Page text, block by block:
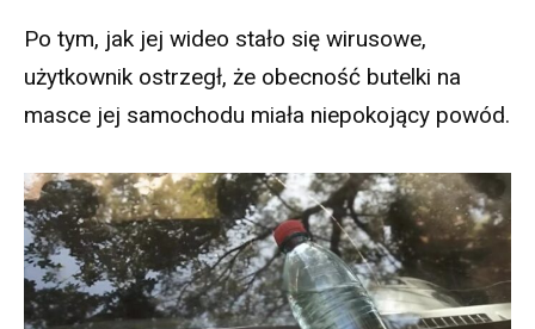
Po tym, jak jej wideo stało się wirusowe,
użytkownik ostrzegł, że obecność butelki na
masce jej samochodu miała niepokojący powód.